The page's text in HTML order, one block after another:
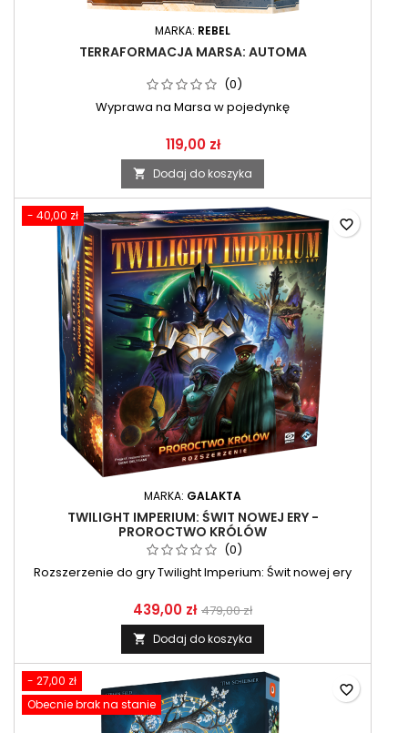
MARKA: REBEL
TERRAFORMACJA MARSA: AUTOMA
(0)
Wyprawa na Marsa w pojedynkę
119,00 zł
 Dodaj do koszyka
- 40,00 zł
MARKA: GALAKTA
TWILIGHT IMPERIUM: ŚWIT NOWEJ ERY -
PROROCTWO KRÓLÓW
(0)
Rozszerzenie do gry Twilight Imperium: Świt nowej ery
439,00 zł 479,00 zł
 Dodaj do koszyka
favorite_border
- 27,00 zł
Obecnie brak na stanie
favorite_border